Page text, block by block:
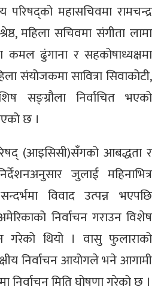
परिषद्को महासचिवमा रामचन्द्र
महिला सचिवमा संगीता लामा
कमल ढुंगाना र सहकोषाध्यक्षमा
संयोजकमा सावित्रा सिवाकोटी,
सङ्ग्रौला निर्वाचित भएको
छ ।
(आइसिसी)सँगको आबद्धता र
जुलाई महिनाभित्र
विवाद उत्पन्न भएपछि
निर्वाचन गराउन विशेष
गरेको थियो । वासु फुलाराको
निर्वाचन आयोगले भने आगामी
निर्वाचन मिति घोषणा गरेको छ ।